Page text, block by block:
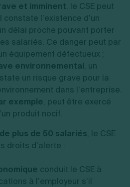
et imminent, le CSE peut
constate l’existence d’un
délai proche pouvant porter
salariés. Ce danger peut par
équipement défectueux ;
environnemental, un
un risque grave pour la
dans l’entreprise.
exemple, peut être exercé
produit nocif.
plus de 50 salariés, le CSE
droits d’alerte :
conduit le CSE à
à l’employeur s’il